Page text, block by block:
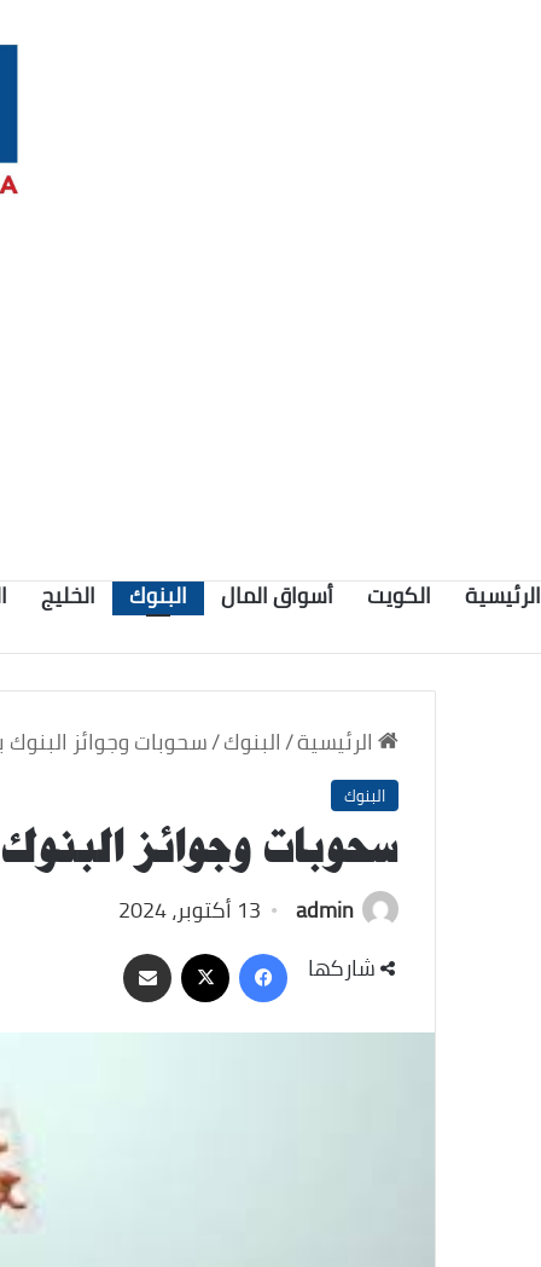
الرئيسية الكويت أسواق المال البنوك الخليج
الرئيسية/البنوك/سحوبات وجوائز
البنوك
سحوبات وجوائز
admin
13 أكتوبر، 2024
شاركها
فيسبوك
‫X مشاركة
عبر
البريد